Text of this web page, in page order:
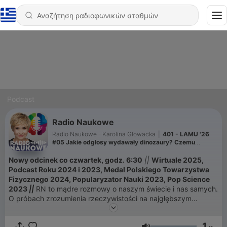
Radio Naukowe
Radio Naukowe - Karolina Głowacka
401 - LAMU '26
#05 Jakie odgłosy wydawały dinozaury? Czemu
Nowy odcinek co czwartek, godz. 6:30 || Wirtuale 2025,
Podcast Roku 2024 i 2023, Medal Polskiego Towarzystwa
Fizycznego 2024, Popularyzator Nauki 2023, Pop Science
2023 || RN to mądre rozmowy o naszym świecie i nas samych.
O próbach zrozumienia rzeczywistości na najgłębszym
poziomie. Rozmawiam z naukowcami i naukowczyniami, którzy